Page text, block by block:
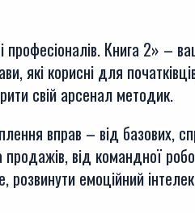
професіоналів. Книга 2» –
які корисні для
свій арсенал методик.
вправ – від
від командної
емоційний